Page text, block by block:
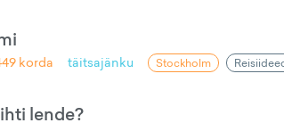
korda täitsajänku Stockholm
lende?